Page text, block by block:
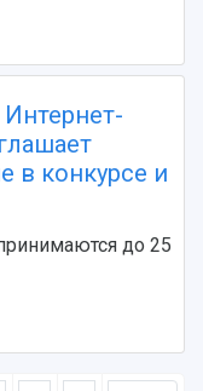
в конкурсе и
до 25